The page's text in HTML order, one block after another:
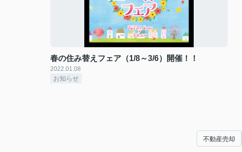
春の住み替えフェア（1/8～3/6）開催！！
2022.01.08
お知らせ
不動産売却